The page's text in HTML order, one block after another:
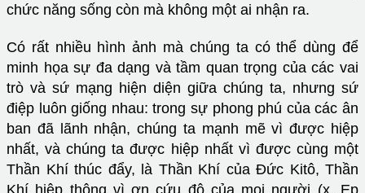
chức năng sống còn mà không một ai nhận ra.
Có rất nhiều hình ảnh mà chúng ta có thể dùng để
minh họa sự đa dạng và tầm quan trọng của các vai
trò và sứ mạng hiện diện giữa chúng ta, nhưng sứ
điệp luôn giống nhau: trong sự phong phú của các ân
ban đã lãnh nhận, chúng ta mạnh mẽ vì được hiệp
nhất, và chúng ta được hiệp nhất vì được cùng một
Thần Khí thúc đẩy, là Thần Khí của Đức Kitô, Thần
Khí hiệp thông vì ơn cứu độ của mọi người (x. Ep